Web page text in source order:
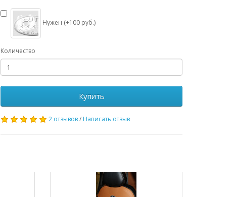
Нужен (+100 руб.)
Количество
Купить
2 отзывов/ Написать отзыв